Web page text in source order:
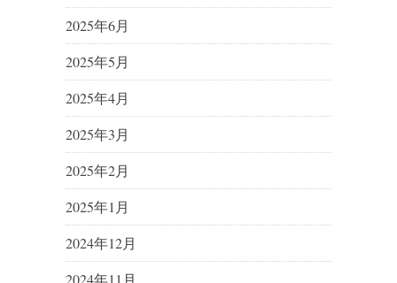
2025年6月
2025年5月
2025年4月
2025年3月
2025年2月
2025年1月
2024年12月